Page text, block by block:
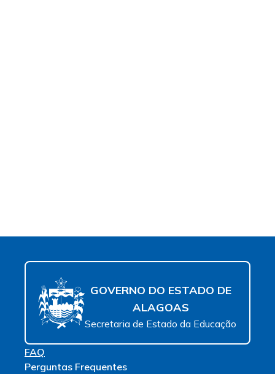
GOVERNO DO ESTADO DE
ALAGOAS
Secretaria de Estado da Educação
FAQ
Perguntas Frequentes